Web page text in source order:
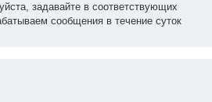
задавайте в соответствующих
сообщения в течение суток